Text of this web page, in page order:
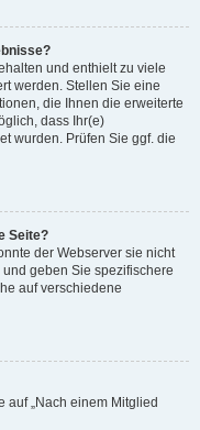
und enthielt zu viele
werden. Stellen Sie eine
die Ihnen die erweiterte
dass Ihr(e)
wurden. Prüfen Sie ggf. die
Seite?
der Webserver sie nicht
geben Sie spezifischere
auf verschiedene
auf „Nach einem Mitglied